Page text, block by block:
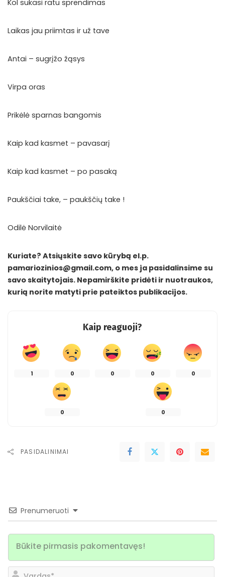
Kol sukasi ratu sprendimas
Laikas jau priimtas ir už tave
Antai – sugrįžo žąsys
Virpa oras
Prikėlė sparnas bangomis
Kaip kad kasmet – pavasarį
Kaip kad kasmet – po pasaką
Paukščiai take, – paukščių take !
Odilė Norvilaitė
Kuriate? Atsiųskite savo kūrybą el.p.
pamariozinios@gmail.com, o mes ja pasidalinsime su
savo skaitytojais. Nepamirškite pridėti ir nuotraukos,
kurią norite matyti prie pateiktos publikacijos.
Kaip reaguoji?
1 0 0 0 0
0 0
PASIDALINIMAI
Prenumeruoti